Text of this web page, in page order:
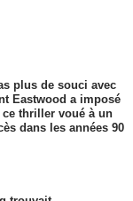
plus de souci avec
Eastwood a imposé
thriller voué à un
dans les années 90